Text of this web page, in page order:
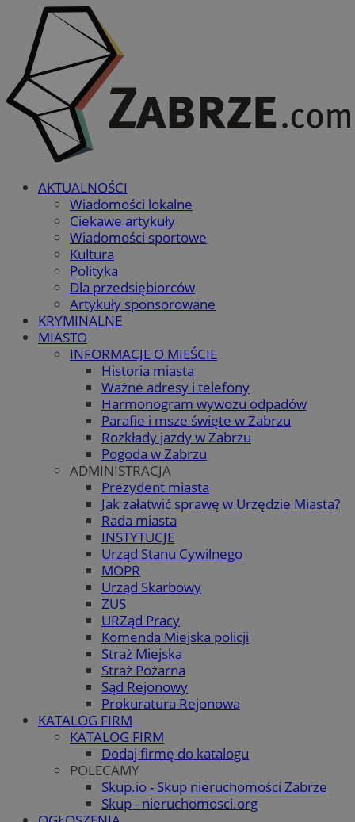
AKTUALNOŚCI
Wiadomości lokalne
Ciekawe artykuły
Wiadomości sportowe
Kultura
Polityka
Dla przedsiębiorców
Artykuły sponsorowane
KRYMINALNE
MIASTO
INFORMACJE O MIEŚCIE
Historia miasta
Ważne adresy i telefony
Harmonogram wywozu odpadów
Parafie i msze święte w Zabrzu
Rozkłady jazdy w Zabrzu
Pogoda w Zabrzu
ADMINISTRACJA
Prezydent miasta
Jak załatwić sprawę w Urzędzie Miasta?
Rada miasta
INSTYTUCJE
Urząd Stanu Cywilnego
MOPR
Urząd Skarbowy
ZUS
URZąd Pracy
Komenda Miejska policji
Straż Miejska
Straż Pożarna
Sąd Rejonowy
Prokuratura Rejonowa
KATALOG FIRM
KATALOG FIRM
Dodaj firmę do katalogu
POLECAMY
Skup.io - Skup nieruchomości Zabrze
Skup - nieruchomosci.org